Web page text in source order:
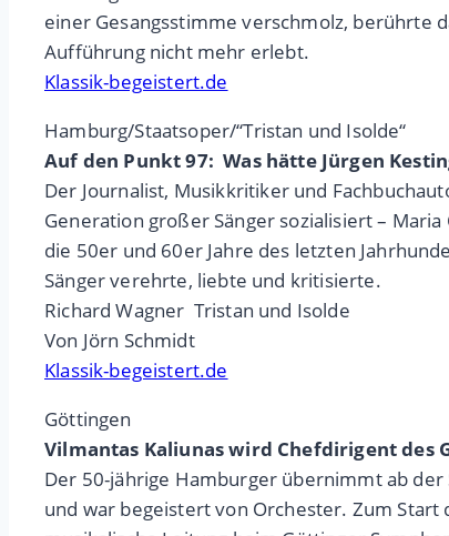
einer Gesangsstimme verschmolz, berührte
Aufführung nicht mehr erlebt.
Klassik-begeistert.de
Hamburg/Staatsoper/“Tristan und Isolde“
Auf den Punkt 97: Was hätte Jürgen
Der Journalist, Musikkritiker und
Generation großer Sänger sozialisiert –
die 50er und 60er Jahre des letzten
Sänger verehrte, liebte und kritisierte.
Richard Wagner Tristan und Isolde
Von Jörn Schmidt
Klassik-begeistert.de
Göttingen
Vilmantas Kaliunas wird Chefdirigent des
Der 50-jährige Hamburger übernimmt ab
und war begeistert von Orchester. Zum Start